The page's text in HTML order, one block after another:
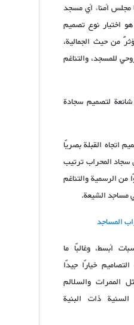
مجلس أمناء أي مسجد
اختيار نوع تصميم
من حيث الجمالية،
للمسجد، والتناغم
لتصميم سجادة
اتجاه القبلة بصريًا
المحراب ترتيب
الرسمية والتناغم
مساجد الشيعة.
المساجد
أبسط، وغالبًا ما
خيارًا جيدًا
الممرات والسلالم
السنية ذات البنية